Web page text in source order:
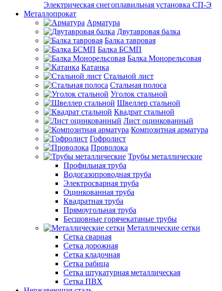
Электрическая снегоплавильная установка СП-Э
Металлопрокат
Арматура
Двутавровая балка
Балка тавровая
Балка БСМП
Балка Монорельсовая
Катанка
Стальной лист
Стальная полоса
Уголок стальной
Швеллер стальной
Квадрат стальной
Лист оцинкованный
Композитная арматура
Гофролист
Проволока
Трубы металлические
Профильная труба
Водогазопроводная труба
Электросварная труба
Оцинкованная труба
Квадратная труба
Прямоугольная труба
Бесшовные горячекатаные трубы
Металлические сетки
Сетка сварная
Сетка дорожная
Сетка кладочная
Сетка рабица
Сетка штукатурная металлическая
Сетка ПВХ